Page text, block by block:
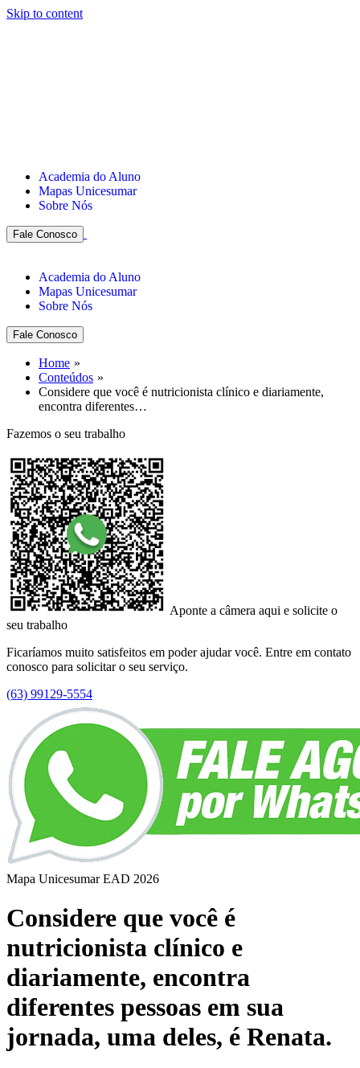
Skip to content
Academia do Aluno
Mapas Unicesumar
Sobre Nós
Fale Conosco
Academia do Aluno
Mapas Unicesumar
Sobre Nós
Fale Conosco
Home
Conteúdos
Considere que você é nutricionista clínico e diariamente,
encontra diferentes…
Fazemos o seu trabalho
Aponte a câmera aqui e solicite o
seu trabalho
Ficaríamos muito satisfeitos em poder ajudar você. Entre em contato
conosco para solicitar o seu serviço.
(63) 99129-5554
Mapa Unicesumar EAD 2026
Considere que você é
nutricionista clínico e
diariamente, encontra
diferentes pessoas em sua
jornada, uma deles, é Renata.